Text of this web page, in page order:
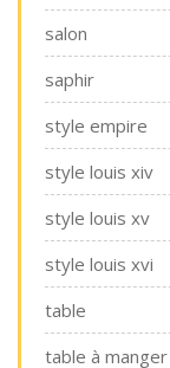
salon
saphir
style empire
style louis xiv
style louis xv
style louis xvi
table
table à manger